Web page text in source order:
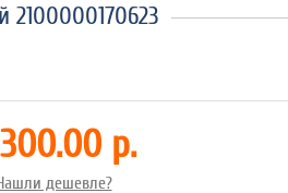
2100000170623
р.
дешевле?